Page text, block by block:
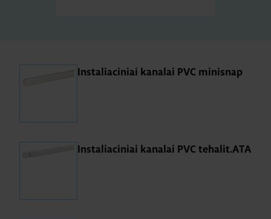
Instaliaciniai kanalai PVC minisnap
Instaliaciniai kanalai PVC tehalit.ATA